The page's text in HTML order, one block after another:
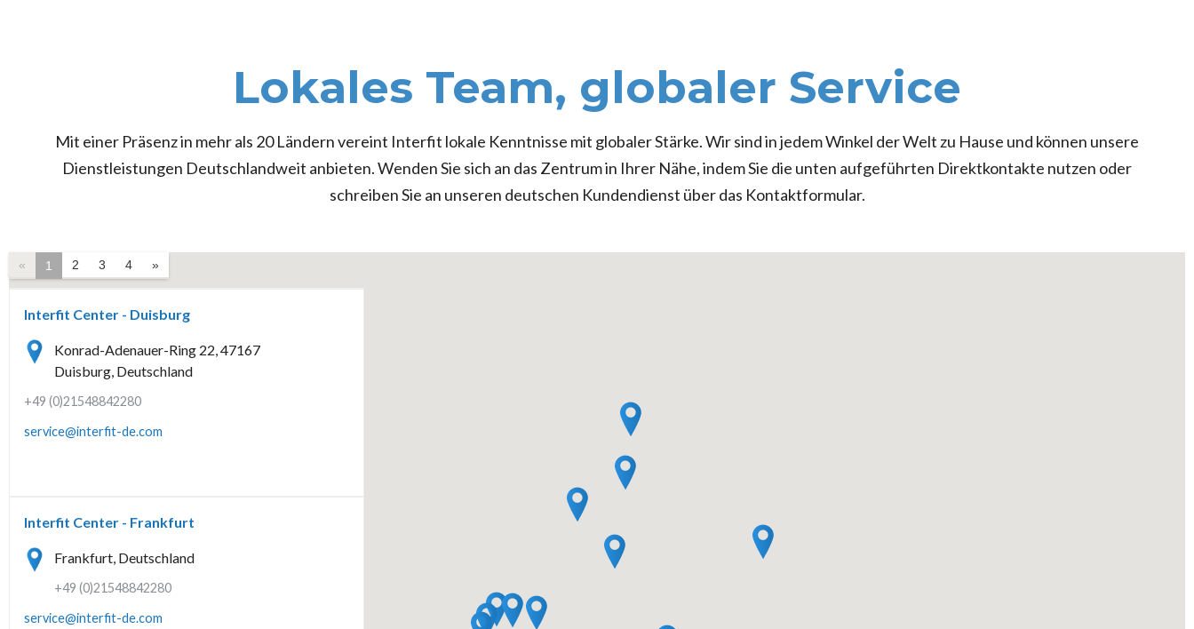
Lokales Team, globaler Service
Mit einer Präsenz in mehr als 20 Ländern vereint Interfit lokale Kenntnisse mit globaler Stärke. Wir sind in jedem Winkel der Welt zu Hause und können unsere
Dienstleistungen Deutschlandweit anbieten. Wenden Sie sich an das Zentrum in Ihrer Nähe, indem Sie die unten aufgeführten Direktkontakte nutzen oder
schreiben Sie an unseren deutschen Kundendienst über das Kontaktformular.
Interfit Center - Duisburg
Konrad-Adenauer-Ring 22, 47167
Duisburg, Deutschland
+49 (0)21548842280
service@interfit-de.com
Interfit Center - Frankfurt
Frankfurt, Deutschland
+49 (0)21548842280
service@interfit-de.com
« 1 2 3 4 »